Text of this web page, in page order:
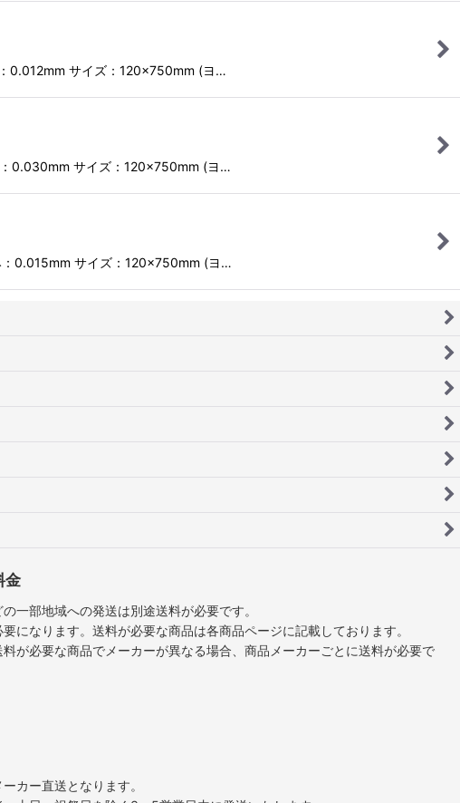
0.012mm サイズ：120×750mm (ヨ…
0.030mm サイズ：120×750mm (ヨ…
0.015mm サイズ：120×750mm (ヨ…
金
一部地域への発送は別途送料が必要です。
になります。送料が必要な商品は各商品ページに記載しております。
料が必要な商品でメーカーが異なる場合、商品メーカーごとに送料が必要で
カー直送となります。